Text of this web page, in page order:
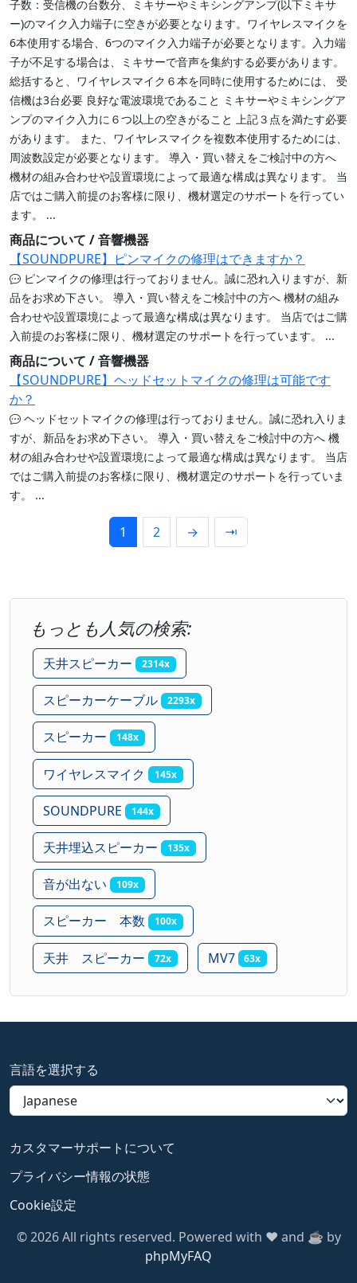
子数：受信機の台数分、ミキサーやミキシングアンプ(以下ミキサ
ー)のマイク入力端子に空きが必要となります。ワイヤレスマイクを
6本使用する場合、6つのマイク入力端子が必要となります。入力端
子が不足する場合は、ミキサーで音声を集約する必要があります。
総括すると、ワイヤレスマイク６本を同時に使用するためには、 受
信機は3台必要 良好な電波環境であること ミキサーやミキシングア
ンプのマイク入力に６つ以上の空きがること 上記３点を満たす必要
があります。 また、ワイヤレスマイクを複数本使用するためには、
周波数設定が必要となります。 導入・買い替えをご検討中の方へ
機材の組み合わせや設置環境によって最適な構成は異なります。 当
店ではご購入前提のお客様に限り、機材選定のサポートを行ってい
ます。 ...
商品について / 音響機器
【SOUNDPURE】ピンマイクの修理はできますか？
ピンマイクの修理は行っておりません。誠に恐れ入りますが、新
品をお求め下さい。 導入・買い替えをご検討中の方へ 機材の組み
合わせや設置環境によって最適な構成は異なります。 当店ではご購
入前提のお客様に限り、機材選定のサポートを行っています。 ...
商品について / 音響機器
【SOUNDPURE】ヘッドセットマイクの修理は可能です
か？
ヘッドセットマイクの修理は行っておりません。誠に恐れ入りま
すが、新品をお求め下さい。 導入・買い替えをご検討中の方へ 機
材の組み合わせや設置環境によって最適な構成は異なります。 当店
ではご購入前提のお客様に限り、機材選定のサポートを行っていま
す。 ...
1 2 → ⇥
もっとも人気の検索:
天井スピーカー 2314x
スピーカーケーブル 2293x
スピーカー 148x
ワイヤレスマイク 145x
SOUNDPURE 144x
天井埋込スピーカー 135x
音が出ない 109x
スピーカー 本数 100x
天井 スピーカー 72x MV7 63x
言語を選択する
カスタマーサポートについて
プライバシー情報の状態
Cookie設定
© 2026 All rights reserved. Powered with ❤️ and ☕️ by
phpMyFAQ